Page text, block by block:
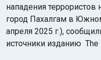
нападения террористов
город Пахалгам в
апреля 2025 г.),
источники изданию The